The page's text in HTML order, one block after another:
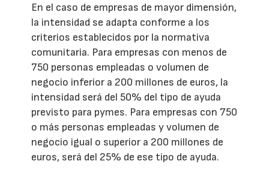
En el caso de empresas de mayor dimensión,
la intensidad se adapta conforme a los
criterios establecidos por la normativa
comunitaria. Para empresas con menos de
750 personas empleadas o volumen de
negocio inferior a 200 millones de euros, la
intensidad será del 50% del tipo de ayuda
previsto para pymes. Para empresas con 750
o más personas empleadas y volumen de
negocio igual o superior a 200 millones de
euros, será del 25% de ese tipo de ayuda.